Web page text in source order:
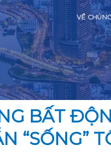
VỀ
BẤT
“SỐNG”